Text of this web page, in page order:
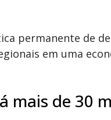
permanente de
em uma
mais de 30